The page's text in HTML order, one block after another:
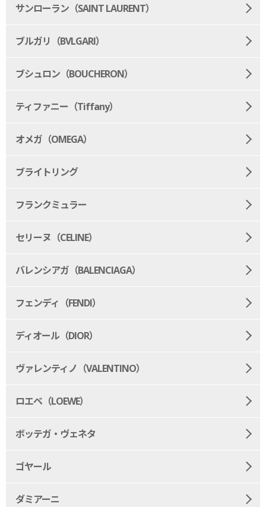
サンローラン（SAINT LAURENT）
ブルガリ（BVLGARI）
ブシュロン（BOUCHERON）
ティファニー（Tiffany）
オメガ（OMEGA）
ブライトリング
フランクミュラー
セリーヌ（CELINE）
バレンシアガ（BALENCIAGA）
フェンディ（FENDI）
ディオール（DIOR）
ヴァレンティノ（VALENTINO）
ロエベ（LOEWE）
ボッテガ・ヴェネタ
ゴヤール
ダミアーニ